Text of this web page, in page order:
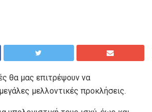
θα μας επιτρέψουν να
μελλοντικές προκλήσεις.